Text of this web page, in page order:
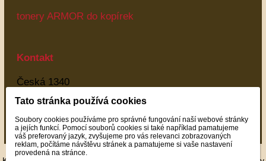
tonery ARMOR do kopírek
Kontakt
Česká 1340
Most
Most
Tato stránka používá cookies
Soubory cookies používáme pro správné fungování naší webové stránky
a jejích funkcí. Pomocí souborů cookies si také například pamatujeme
váš preferovaný jazyk, zvyšujeme pro vás relevanci zobrazovaných
reklam, počítáme návštěvu stránek a pamatujeme si vaše nastavení
provedená na stránce.